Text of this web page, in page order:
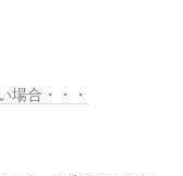
場合・・・